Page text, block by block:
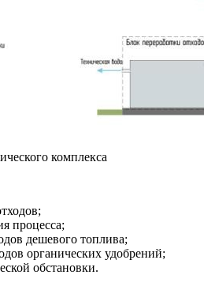
комплекса
процесса;
дешевого топлива;
органических удобрений;
обстановки.